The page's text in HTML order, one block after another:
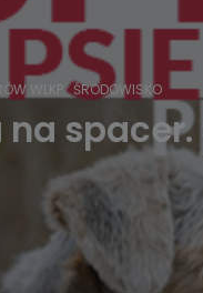
WLKP. ŚRODOWISKO